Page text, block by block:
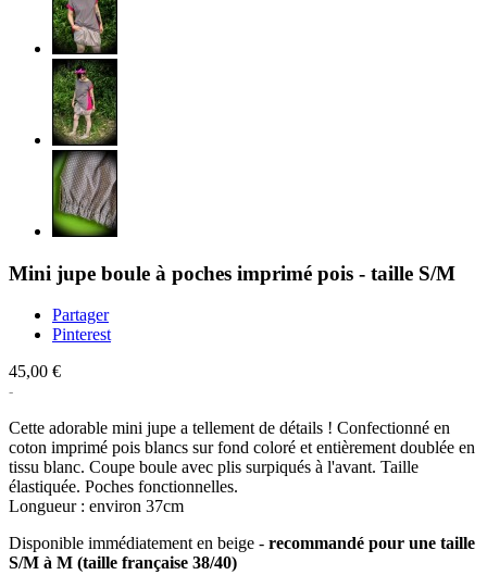
Mini jupe boule à poches imprimé pois - taille S/M
Partager
Pinterest
45,00 €
Cette adorable mini jupe a tellement de détails ! Confectionné en
coton imprimé pois blancs sur fond coloré et entièrement doublée en
tissu blanc. Coupe boule avec plis surpiqués à l'avant. Taille
élastiquée. Poches fonctionnelles.
Longueur : environ 37cm
Disponible immédiatement en beige - recommandé pour une taille
S/M à M (taille française 38/40)